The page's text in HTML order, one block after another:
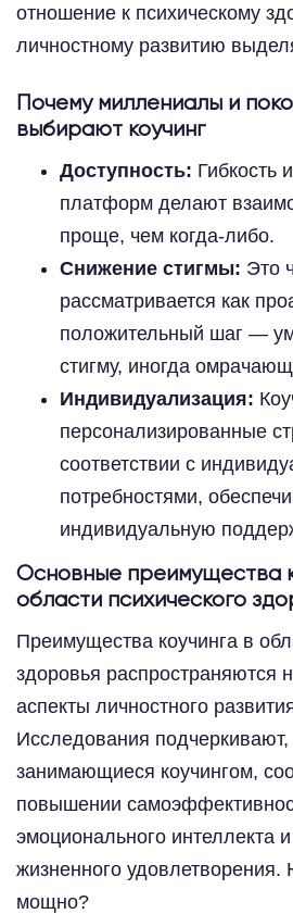
отношение к психическому
личностному развитию
Почему миллениалы и
выбирают коучинг
Доступность: Гибкость
платформ делают
проще, чем когда-либо.
Снижение стигмы: Это
рассматривается как
положительный шаг —
стигму, иногда
Индивидуализация:
персонализированные
соответствии с
потребностями,
индивидуальную
Основные преимущества
области психического
Преимущества коучинга в
здоровья распространяются
аспекты личностного
Исследования подчеркивают,
занимающиеся коучингом,
повышении
эмоционального интеллекта
жизненного удовлетворения.
мощно?